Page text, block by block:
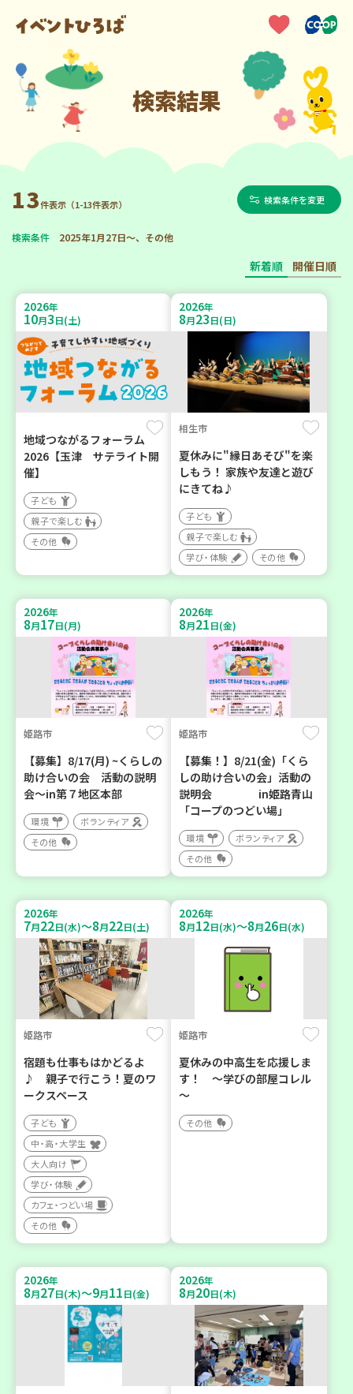
検索結果
13件表示（1-13件表示） 検索条件を変更
検索条件 2025年1月27日～、その他
新着順 開催日順
2026年
10月3日(土)
地域つながるフォーラム
2026【玉津 サテライト開
催】
子ども
親子で楽しむ
その他
2026年
8月23日(日)
相生市
夏休みに"縁日あそび"を楽
しもう！ 家族や友達と遊び
にきてね♪
子ども
親子で楽しむ
学び・体験
その他
2026年
8月17日(月)
姫路市
【募集】8/17(月) ~くらしの
助け合いの会 活動の説明
会～in第７地区本部
環境
ボランティア
その他
2026年
8月21日(金)
姫路市
【募集！】8/21(金)「くら
しの助け合いの会」活動の
説明会 in姫路青山
「コープのつどい場」
環境
ボランティア
その他
2026年
7月22日(水)～8月22日(土)
姫路市
宿題も仕事もはかどるよ
♪ 親子で行こう！夏のワ
ークスペース
子ども
中・高・大学生
大人向け
学び・体験
カフェ・つどい場
その他
2026年
8月12日(水)～8月26日(水)
姫路市
夏休みの中高生を応援しま
す！ ～学びの部屋コレル
～
その他
2026年
8月27日(木)～9月11日(金)
2026年
8月20日(木)